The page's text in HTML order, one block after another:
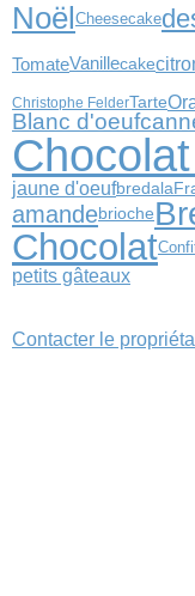
Noël Cheesecake
TomateVanillecake
Christophe FelderTarte
Blanc d'oeuf
jaune d'oeufbredala
amandebrioche
Chocolat
petits gâteaux
Contacter le